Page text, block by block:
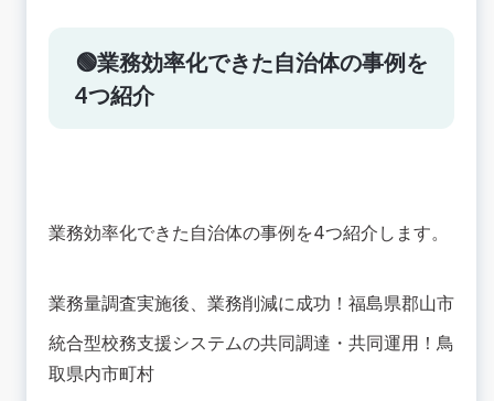
🟢業務効率化できた自治体の事例を
4つ紹介
業務効率化できた自治体の事例を4つ紹介します。
業務量調査実施後、業務削減に成功！福島県郡山市
統合型校務支援システムの共同調達・共同運用！鳥
取県内市町村